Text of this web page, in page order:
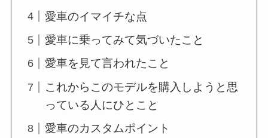
愛車のイマイチな点
愛車に乗ってみて気づいたこと
愛車を見て言われたこと
これからこのモデルを購入しようと思
っている人にひとこと
愛車のカスタムポイント